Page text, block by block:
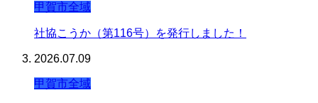
甲賀市全域
社協こうか（第116号）を発行しました！
2026.07.09
甲賀市全域